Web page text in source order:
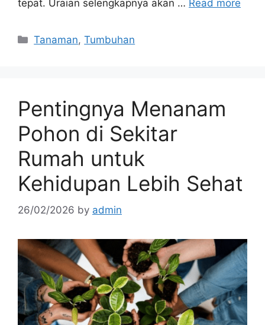
tepat. Uraian selengkapnya akan … Read more
Categories
Tanaman,Tumbuhan
Pentingnya Menanam
Pohon di Sekitar
Rumah untuk
Kehidupan Lebih Sehat
26/02/2026 by admin